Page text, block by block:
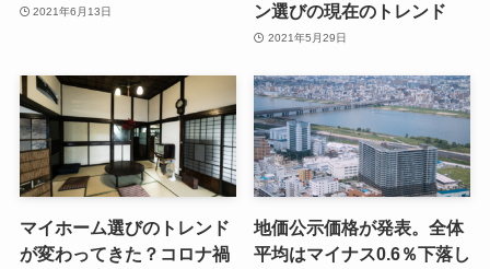
2021年6月13日
ン選びの現在のトレンド
2021年5月29日
マイホーム選びのトレンド
が変わってきた？コロナ禍
地価公示価格が発表。全体
平均はマイナス0.6％下落し